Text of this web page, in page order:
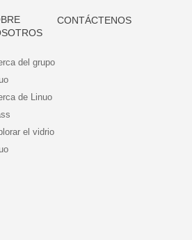
del grupo
de Linuo
el vidrio
CONTÁCTENOS